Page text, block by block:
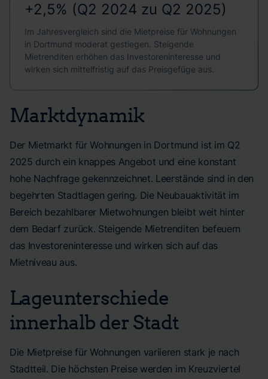
+2,5% (Q2 2024 zu Q2 2025)
Im Jahresvergleich sind die Mietpreise für Wohnungen
in Dortmund moderat gestiegen. Steigende
Mietrenditen erhöhen das Investoreninteresse und
wirken sich mittelfristig auf das Preisgefüge aus.
Marktdynamik
Der Mietmarkt für Wohnungen in Dortmund ist im Q2
2025 durch ein knappes Angebot und eine konstant
hohe Nachfrage gekennzeichnet. Leerstände sind in den
begehrten Stadtlagen gering. Die Neubauaktivität im
Bereich bezahlbarer Mietwohnungen bleibt weit hinter
dem Bedarf zurück. Steigende Mietrenditen befeuern
das Investoreninteresse und wirken sich auf das
Mietniveau aus.
Lageunterschiede
innerhalb der Stadt
Die Mietpreise für Wohnungen variieren stark je nach
Stadtteil. Die höchsten Preise werden im Kreuzviertel